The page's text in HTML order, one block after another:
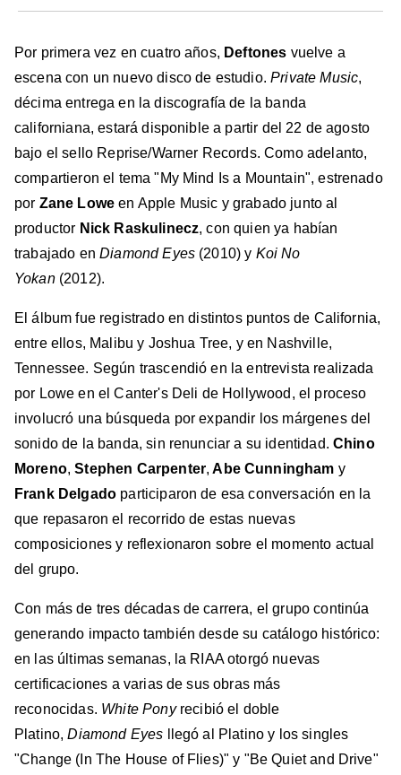
Por primera vez en cuatro años, Deftones vuelve a
escena con un nuevo disco de estudio.Private Music,
décima entrega en la discografía de la banda
californiana, estará disponible a partir del 22 de agosto
bajo el sello Reprise/Warner Records. Como adelanto,
compartieron el tema "My Mind Is a Mountain", estrenado
por Zane Loween Apple Music y grabado junto al
productor Nick Raskulinecz, con quien ya habían
trabajado enDiamond Eyes (2010) y Koi No
Yokan(2012).
El álbum fue registrado en distintos puntos de California,
entre ellos, Malibu y Joshua Tree, y en Nashville,
Tennessee. Según trascendió en la entrevista realizada
por Lowe en el Canter's Deli de Hollywood, el proceso
involucró una búsqueda por expandir los márgenes del
sonido de la banda, sin renunciar a su identidad.Chino
Moreno, Stephen Carpenter, Abe Cunningham y
Frank Delgado participaron de esa conversación en la
que repasaron el recorrido de estas nuevas
composiciones y reflexionaron sobre el momento actual
del grupo.
Con más de tres décadas de carrera, el grupo continúa
generando impacto también desde su catálogo histórico:
en las últimas semanas, la RIAA otorgó nuevas
certificaciones a varias de sus obras más
reconocidas. White Ponyrecibió el doble
Platino,Diamond Eyes llegó al Platino y los singles
"Change (In The House of Flies)" y "Be Quiet and Drive"